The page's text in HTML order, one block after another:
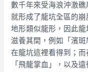
數千年來受海浪沖激
就形成了龍坑全區的
地形類似龍形，因此
滋養其間，例如「濱
在龍坑這裡看得到；
「飛龍掌血」，以及